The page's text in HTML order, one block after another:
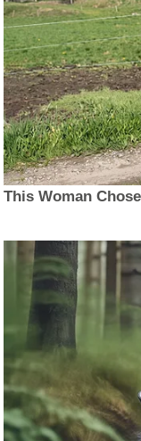
This Woman